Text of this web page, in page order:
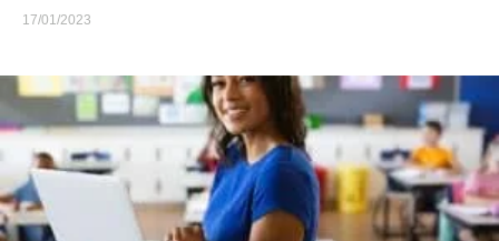
17/01/2023